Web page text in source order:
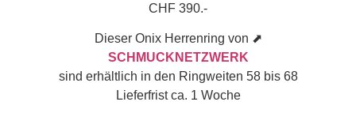
CHF 390.-
Dieser Onix Herrenring von ⬈
SCHMUCKNETZWERK
sind erhältlich in den Ringweiten 58 bis 68
Lieferfrist ca. 1 Woche